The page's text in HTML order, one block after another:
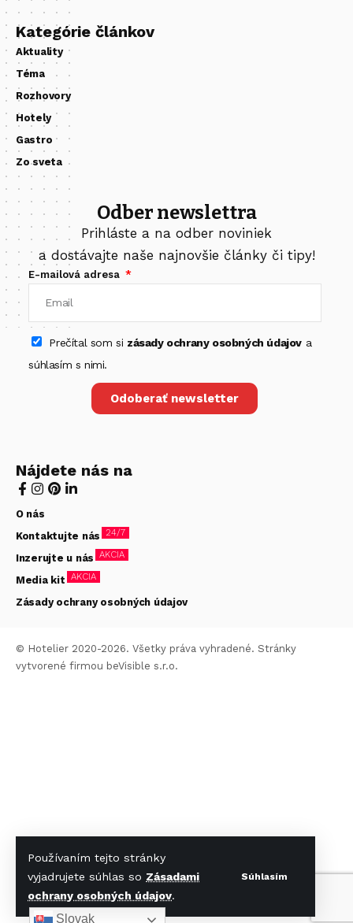
Používaním tejto stránky
vyjadrujete súhlas so Zásadami
ochrany osobných údajov.
Súhlasím
Kategórie článkov
Aktuality
Téma
Rozhovory
Hotely
Gastro
Zo sveta
Odber newslettra
Prihláste a na odber noviniek
a dostávajte naše najnovšie články či tipy!
E-mailová adresa
Prečítal som si zásady ochrany osobných údajova
súhlasím s nimi.
Odoberať newsletter
Nájdete nás na
O nás
Kontaktujte nás 24/7
Inzerujte u nás AKCIA
Media kit AKCIA
Zásady ochrany osobných údajov
© Hotelier 2020-2026. Všetky práva vyhradené. Stránky
vytvorené firmou beVisible s.r.o.
Slovak